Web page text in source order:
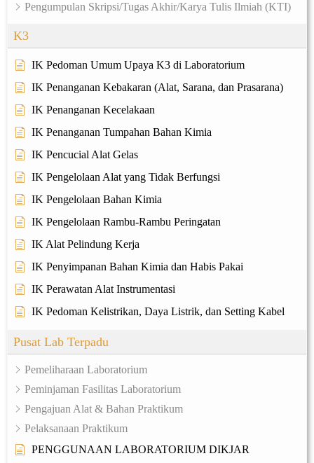
Pengumpulan Skripsi/Tugas Akhir/Karya Tulis Ilmiah (KTI)
K3
IK Pedoman Umum Upaya K3 di Laboratorium
IK Penanganan Kebakaran (Alat, Sarana, dan Prasarana)
IK Penanganan Kecelakaan
IK Penanganan Tumpahan Bahan Kimia
IK Pencucial Alat Gelas
IK Pengelolaan Alat yang Tidak Berfungsi
IK Pengelolaan Bahan Kimia
IK Pengelolaan Rambu-Rambu Peringatan
IK Alat Pelindung Kerja
IK Penyimpanan Bahan Kimia dan Habis Pakai
IK Perawatan Alat Instrumentasi
IK Pedoman Kelistrikan, Daya Listrik, dan Setting Kabel
Pusat Lab Terpadu
Pemeliharaan Laboratorium
Peminjaman Fasilitas Laboratorium
Pengajuan Alat & Bahan Praktikum
Pelaksanaan Praktikum
PENGGUNAAN LABORATORIUM DIKJAR